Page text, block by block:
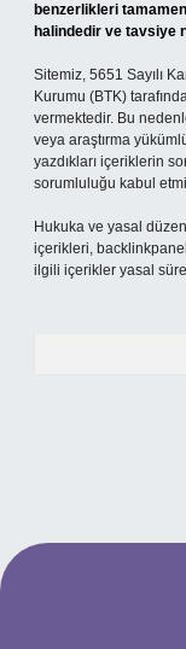
benzerlikleri
halindedir ve tavsiye
Sitemiz, 5651 Sayılı
Kurumu (BTK)
vermektedir. Bu
veya araştırma
yazdıkları içeriklerin
sorumluluğu kabul
Hukuka ve yasal
içerikleri,
ilgili içerikler yasal